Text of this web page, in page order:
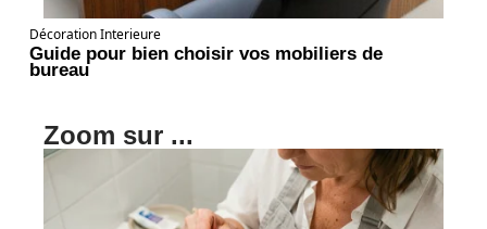
Décoration Interieure
Guide pour bien choisir vos mobiliers de
bureau
Zoom sur ...